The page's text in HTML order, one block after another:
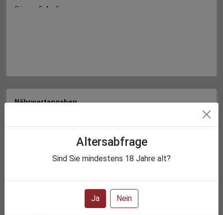
Altersabfrage
Sind Sie mindestens 18 Jahre alt?
Ja Nein
Säure : 5.4 g/L
Nährwertangaben
Brennwert:
327.68 kJ/78.32 kcal
davon Zucker:
Wein (Bio-Trauben), Zucker, Zimtrinde,
Gewürznelken Vanilleschoten, Cardamom, Piment,